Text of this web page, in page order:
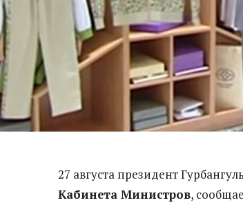
27 августа президент
Кабинета Министров,